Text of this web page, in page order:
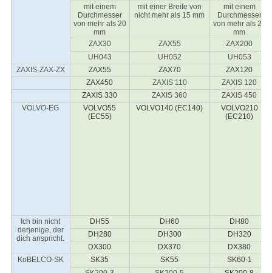
mit einem
Durchmesser
von mehr als 20
mm
mit einer Breite von
nicht mehr als 15 mm
mit einem
Durchmesser
von mehr als 20
mm
ZAX30
ZAX55
ZAX200
UH043
UH052
UH053
ZAXIS-ZAX-ZX
ZAX55 ZAX70
ZAX120
ZAX450
ZAXIS 110
ZAXIS 120
ZAXIS 330
ZAXIS 360
ZAXIS 450
VOLVO-EG
VOLVO55
(EC55)
VOLVO140 (EC140)
VOLVO210
(EC210)
Ich bin nicht
derjenige, der
dich anspricht.
DH55 DH60
DH80
DH280
DH300
DH320
DX300
DX370
DX380
KoBELCO-SK
SK35 SK55
SK60-1